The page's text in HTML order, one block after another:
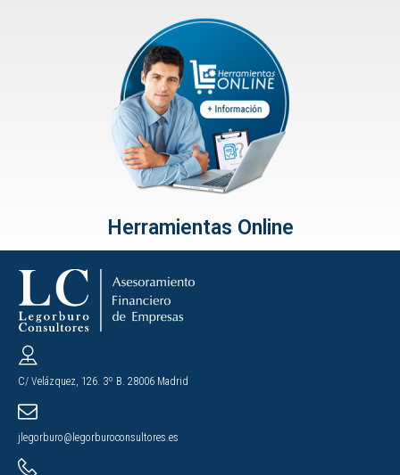
Herramientas Online
C/ Velázquez, 126. 3º B. 28006 Madrid
jlegorburo@legorburoconsultores.es